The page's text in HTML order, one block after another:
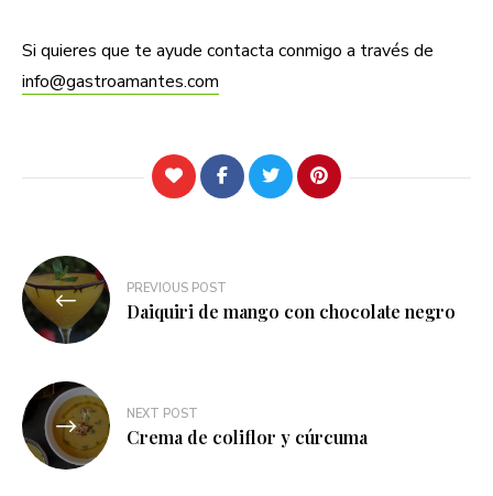
Si quieres que te ayude contacta conmigo a través de
info@gastroamantes.com
Navegación
de
entradas
PREVIOUS POST
Daiquiri de mango con chocolate negro
NEXT POST
Crema de coliflor y cúrcuma